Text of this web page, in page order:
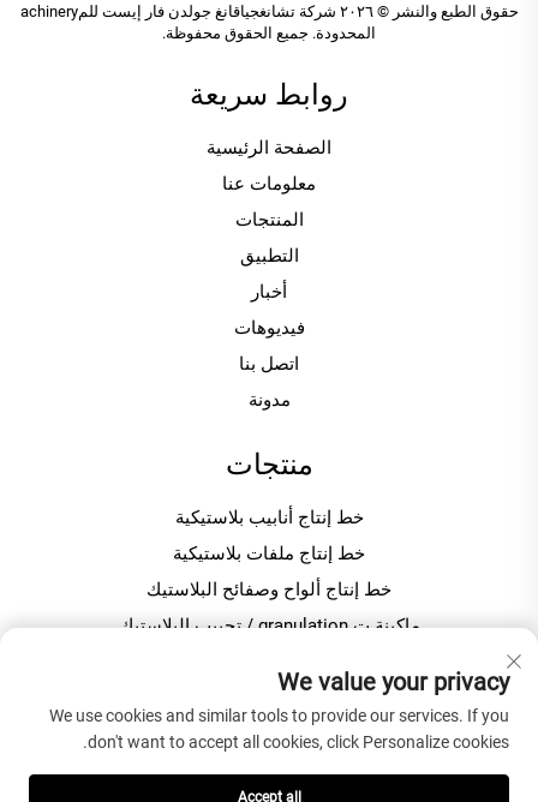
حقوق الطبع والنشر © ٢٠٢٦ شركة تشانغجياقانغ جولدن فار إيست للمachinery
المحدودة. جميع الحقوق محفوظة.
روابط سريعة
الصفحة الرئيسية
معلومات عنا
المنتجات
التطبيق
أخبار
فيديوهات
اتصل بنا
مدونة
منتجات
خط إنتاج أنابيب بلاستيكية
خط إنتاج ملفات بلاستيكية
خط إنتاج ألواح وصفائح البلاستيك
ماكينة ت granulation / تحبيب البلاستيك
عن الشركة
سياسة الخصوصية
We value your privacy
We use cookies and similar tools to provide our services. If you
don't want to accept all cookies, click Personalize cookies.
Accept all